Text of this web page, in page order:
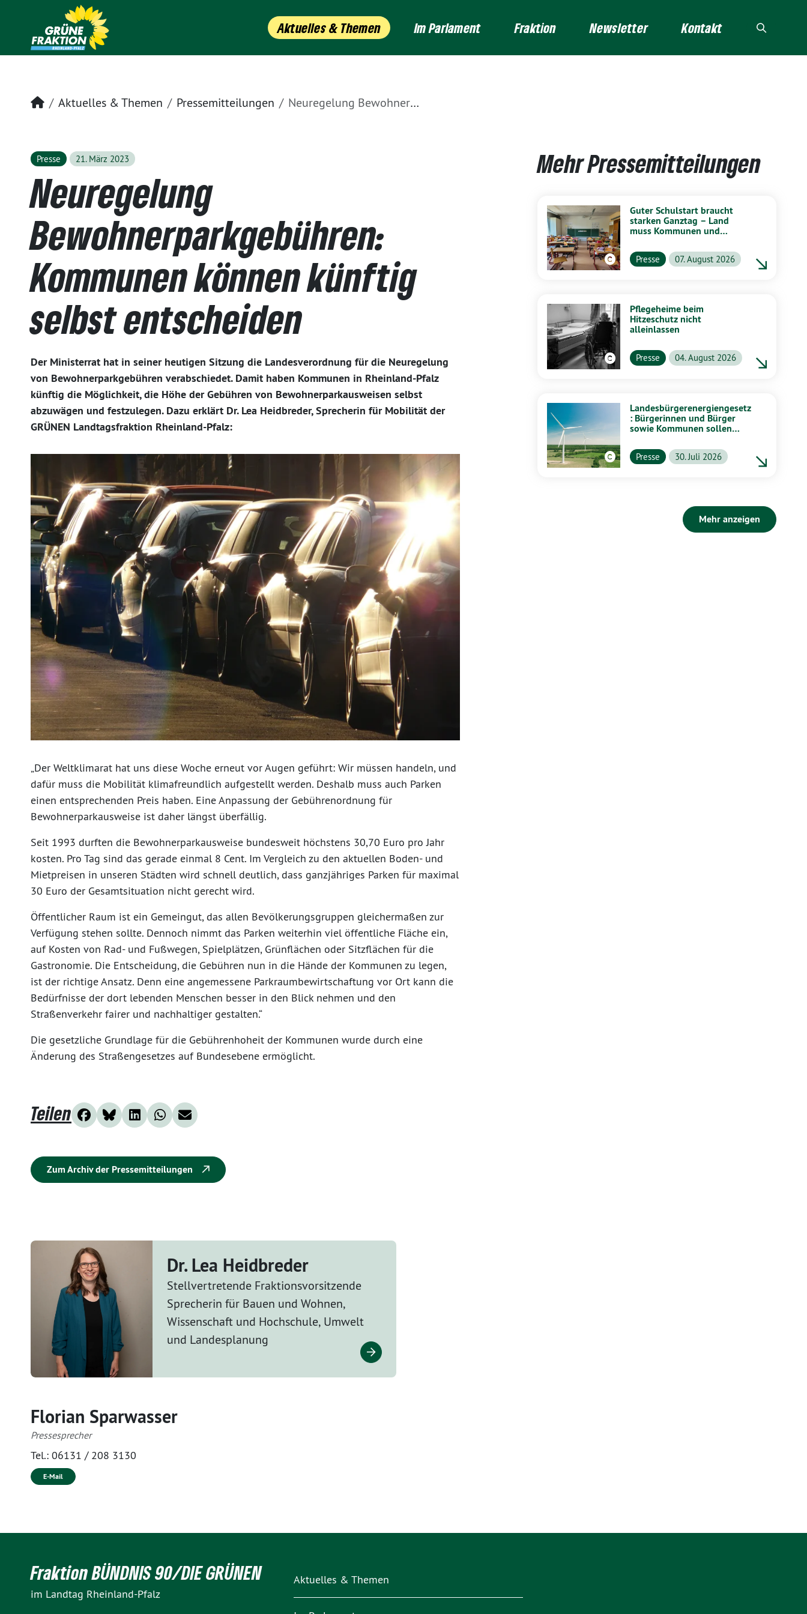
Aktuelles & Themen Im Parlament Fraktion Newsletter Kontakt
Startseite
Aktuelles & Themen Pressemitteilungen Neuregelung Bewohnerparkgebühren: Kommunen können künftig selbst entscheiden
Presse 21. März 2023
Neuregelung
Bewohnerparkgebühren:
Kommunen können künftig
selbst entscheiden
Der Ministerrat hat in seiner heutigen Sitzung die Landesverordnung für die Neuregelung
von Bewohnerparkgebühren verabschiedet. Damit haben Kommunen in Rheinland-Pfalz
künftig die Möglichkeit, die Höhe der Gebühren von Bewohnerparkausweisen selbst
abzuwägen und festzulegen. Dazu erklärt Dr. Lea Heidbreder, Sprecherin für Mobilität der
GRÜNEN Landtagsfraktion Rheinland-Pfalz:
„Der Weltklimarat hat uns diese Woche erneut vor Augen geführt: Wir müssen handeln, und
dafür muss die Mobilität klimafreundlich aufgestellt werden. Deshalb muss auch Parken
einen entsprechenden Preis haben. Eine Anpassung der Gebührenordnung für
Bewohnerparkausweise ist daher längst überfällig.
Seit 1993 durften die Bewohnerparkausweise bundesweit höchstens 30,70 Euro pro Jahr
kosten. Pro Tag sind das gerade einmal 8 Cent. Im Vergleich zu den aktuellen Boden- und
Mietpreisen in unseren Städten wird schnell deutlich, dass ganzjähriges Parken für maximal
30 Euro der Gesamtsituation nicht gerecht wird.
Öffentlicher Raum ist ein Gemeingut, das allen Bevölkerungsgruppen gleichermaßen zur
Verfügung stehen sollte. Dennoch nimmt das Parken weiterhin viel öffentliche Fläche ein,
auf Kosten von Rad- und Fußwegen, Spielplätzen, Grünflächen oder Sitzflächen für die
Gastronomie. Die Entscheidung, die Gebühren nun in die Hände der Kommunen zu legen,
ist der richtige Ansatz. Denn eine angemessene Parkraumbewirtschaftung vor Ort kann die
Bedürfnisse der dort lebenden Menschen besser in den Blick nehmen und den
Straßenverkehr fairer und nachhaltiger gestalten.“
Die gesetzliche Grundlage für die Gebührenhoheit der Kommunen wurde durch eine
Änderung des Straßengesetzes auf Bundesebene ermöglicht.
Teilen
Zum Archiv der Pressemitteilungen
Mehr Pressemitteilungen
Guter Schulstart braucht
starken Ganztag – Land
muss Kommunen und
Presse 07. August 2026
Pflegeheime beim
Hitzeschutz nicht
alleinlassen
Presse 04. August 2026
Landesbürgerenergiengesetz
: Bürgerinnen und Bürger
sowie Kommunen sollen
profitieren
Presse 30. Juli 2026
Mehr anzeigen
Dr. Lea Heidbreder
Stellvertretende Fraktionsvorsitzende
Sprecherin für Bauen und Wohnen,
Wissenschaft und Hochschule, Umwelt
und Landesplanung
Florian Sparwasser
Pressesprecher
Tel.: 06131 / 208 3130
E-Mail
Fraktion BÜNDNIS 90/DIE GRÜNEN
im Landtag Rheinland-Pfalz
Aktuelles & Themen